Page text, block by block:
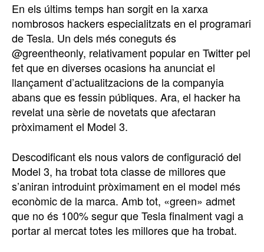
En els últims temps han sorgit en la xarxa
nombrosos hackers especialitzats en el programari
de Tesla. Un dels més coneguts és
@greentheonly, relativament popular en Twitter pel
fet que en diverses ocasions ha anunciat el
llançament d’actualitzacions de la companyia
abans que es fessin públiques. Ara, el hacker ha
revelat una sèrie de novetats que afectaran
pròximament el Model 3.
Descodificant els nous valors de configuració del
Model 3, ha trobat tota classe de millores que
s’aniran introduint pròximament en el model més
econòmic de la marca. Amb tot, «green» admet
que no és 100% segur que Tesla finalment vagi a
portar al mercat totes les millores que ha trobat.